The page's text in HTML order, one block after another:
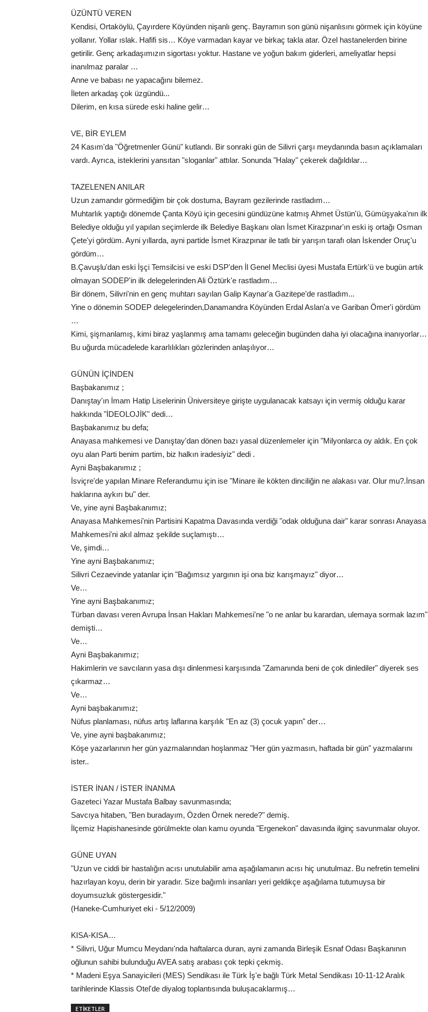
ÜZÜNTÜ VEREN
Kendisi, Ortaköylü, Çayırdere Köyünden nişanlı genç. Bayramın son günü nişanlısını görmek için köyüne
yollanır. Yollar ıslak. Hafifi sis… Köye varmadan kayar ve birkaç takla atar. Özel hastanelerden birine
getirilir. Genç arkadaşımızın sigortası yoktur. Hastane ve yoğun bakım giderleri, ameliyatlar hepsi
inanılmaz paralar …
Anne ve babası ne yapacağını bilemez.
İleten arkadaş çok üzgündü...
Dilerim, en kısa sürede eski haline gelir…
VE, BİR EYLEM
24 Kasım'da "Öğretmenler Günü" kutlandı. Bir sonraki gün de Silivri çarşı meydanında basın açıklamaları
vardı. Ayrıca, isteklerini yansıtan "sloganlar" attılar. Sonunda "Halay" çekerek dağıldılar…
TAZELENEN ANILAR
Uzun zamandır görmediğim bir çok dostuma, Bayram gezilerinde rastladım…
Muhtarlık yaptığı dönemde Çanta Köyü için gecesini gündüzüne katmış Ahmet Üstün'ü, Gümüşyaka'nın ilk
Belediye olduğu yıl yapılan seçimlerde ilk Belediye Başkanı olan İsmet Kirazpınar'ın eski iş ortağı Osman
Çete'yi gördüm. Ayni yıllarda, ayni partide İsmet Kirazpınar ile tatlı bir yarışın tarafı olan İskender Oruç'u
gördüm…
B.Çavuşlu'dan eski İşçi Temsilcisi ve eski DSP'den İl Genel Meclisi üyesi Mustafa Ertürk'ü ve bugün artık
olmayan SODEP'in ilk delegelerinden Ali Öztürk'e rastladım…
Bir dönem, Silivri'nin en genç muhtarı sayılan Galip Kaynar'a Gazitepe'de rastladım...
Yine o dönemin SODEP delegelerinden,Danamandra Köyünden Erdal Aslan'a ve Gariban Ömer'i gördüm
…
Kimi, şişmanlamış, kimi biraz yaşlanmış ama tamamı geleceğin bugünden daha iyi olacağına inanıyorlar…
Bu uğurda mücadelede kararlılıkları gözlerinden anlaşılıyor…
GÜNÜN İÇİNDEN
Başbakanımız ;
Danıştay'ın İmam Hatip Liselerinin Üniversiteye girişte uygulanacak katsayı için vermiş olduğu karar
hakkında "İDEOLOJİK" dedi…
Başbakanımız bu defa;
Anayasa mahkemesi ve Danıştay'dan dönen bazı yasal düzenlemeler için "Milyonlarca oy aldık. En çok
oyu alan Parti benim partim, biz halkın iradesiyiz" dedi .
Ayni Başbakanımız ;
İsviçre'de yapılan Minare Referandumu için ise "Minare ile kökten dinciliğin ne alakası var. Olur mu?.İnsan
haklarına aykırı bu" der.
Ve, yine ayni Başbakanımız;
Anayasa Mahkemesi'nin Partisini Kapatma Davasında verdiği "odak olduğuna dair" karar sonrası Anayasa
Mahkemesi'ni akıl almaz şekilde suçlamıştı…
Ve, şimdi…
Yine ayni Başbakanımız;
Silivri Cezaevinde yatanlar için "Bağımsız yargının işi ona biz karışmayız" diyor…
Ve…
Yine ayni Başbakanımız;
Türban davası veren Avrupa İnsan Hakları Mahkemesi'ne "o ne anlar bu karardan, ulemaya sormak lazım"
demişti…
Ve…
Ayni Başbakanımız;
Hakimlerin ve savcıların yasa dışı dinlenmesi karşısında "Zamanında beni de çok dinlediler" diyerek ses
çıkarmaz…
Ve…
Ayni başbakanımız;
Nüfus planlaması, nüfus artış laflarına karşılık "En az (3) çocuk yapın" der…
Ve, yine ayni başbakanımız;
Köşe yazarlarının her gün yazmalarından hoşlanmaz "Her gün yazmasın, haftada bir gün" yazmalarını
ister..
İSTER İNAN / İSTER İNANMA
Gazeteci Yazar Mustafa Balbay savunmasında;
Savcıya hitaben, "Ben buradayım, Özden Örnek nerede?" demiş.
İlçemiz Hapishanesinde görülmekte olan kamu oyunda "Ergenekon" davasında ilginç savunmalar oluyor.
GÜNE UYAN
"Uzun ve ciddi bir hastalığın acısı unutulabilir ama aşağılamanın acısı hiç unutulmaz. Bu nefretin temelini
hazırlayan koyu, derin bir yaradır. Size bağımlı insanları yeri geldikçe aşağılama tutumuysa bir
doyumsuzluk göstergesidir."
(Haneke-Cumhuriyet eki - 5/12/2009)
KISA-KISA…
* Silivri, Uğur Mumcu Meydanı'nda haftalarca duran, ayni zamanda Birleşik Esnaf Odası Başkanının
oğlunun sahibi bulunduğu AVEA satış arabası çok tepki çekmiş.
* Madeni Eşya Sanayicileri (MES) Sendikası ile Türk İş'e bağlı Türk Metal Sendikası 10-11-12 Aralık
tarihlerinde Klassis Otel'de diyalog toplantısında buluşacaklarmış…
ETİKETLER